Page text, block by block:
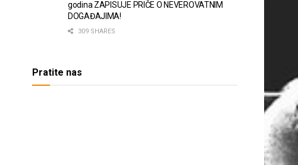
godina ZAPISUJE PRIČE O NEVEROVATNIM
DOGAĐAJIMA!
309 SHARES
Pratite nas